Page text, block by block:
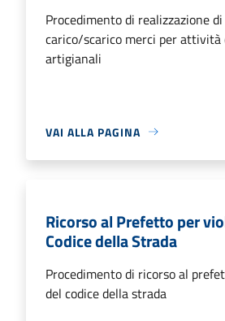
Procedimento di realizzazione
carico/scarico merci per attività
artigianali
VAI ALLA PAGINA
Ricorso al Prefetto per
Codice della Strada
Procedimento di ricorso al
del codice della strada